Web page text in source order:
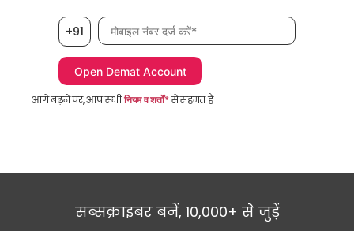
+91 मोबाइल नंबर आवश्यक है
आगे बढ़ने पर, आप सभीनियम व शर्तों*से सहमत हैं
सब्सक्राइबर बनें, 10,000+ से जुड़ें